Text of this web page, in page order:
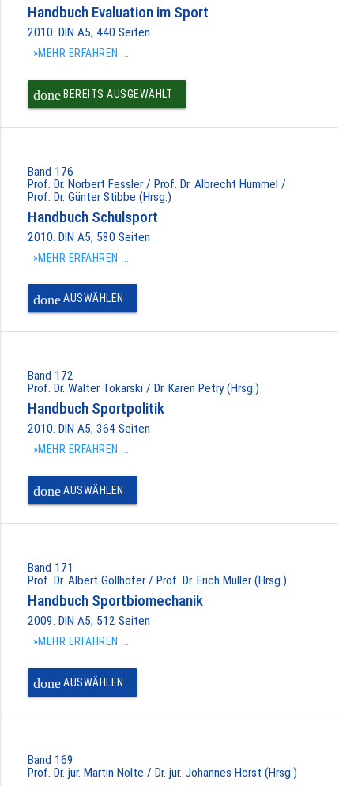
Handbuch Evaluation im Sport
2010. DIN A5, 440 Seiten
»MEHR ERFAHREN ...
doneBEREITS AUSGEWÄHLT
Band 176
Prof. Dr. Norbert Fessler / Prof. Dr. Albrecht Hummel /
Prof. Dr. Günter Stibbe (Hrsg.)
Handbuch Schulsport
2010. DIN A5, 580 Seiten
»MEHR ERFAHREN ...
doneAUSWÄHLEN
Band 172
Prof. Dr. Walter Tokarski / Dr. Karen Petry (Hrsg.)
Handbuch Sportpolitik
2010. DIN A5, 364 Seiten
»MEHR ERFAHREN ...
doneAUSWÄHLEN
Band 171
Prof. Dr. Albert Gollhofer / Prof. Dr. Erich Müller (Hrsg.)
Handbuch Sportbiomechanik
2009. DIN A5, 512 Seiten
»MEHR ERFAHREN ...
doneAUSWÄHLEN
Band 169
Prof. Dr. jur. Martin Nolte / Dr. jur. Johannes Horst (Hrsg.)